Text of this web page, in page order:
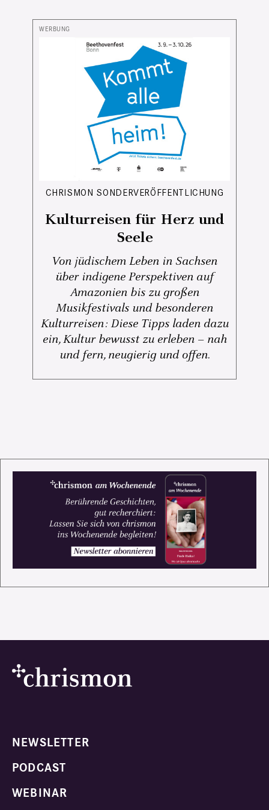
CHRISMON SONDERVERÖFFENTLICHUNG
Kulturreisen für Herz und
Seele
Von jüdischem Leben in Sachsen
über indigene Perspektiven auf
Amazonien bis zu großen
Musikfestivals und besonderen
Kulturreisen: Diese Tipps laden dazu
ein, Kultur bewusst zu erleben – nah
und fern, neugierig und offen.
NEWSLETTER
PODCAST
WEBINAR